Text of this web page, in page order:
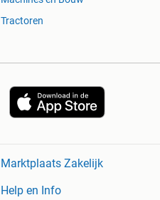
Tractoren
Marktplaats Zakelijk
Help en Info